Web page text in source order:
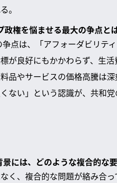
。
権を悩ませる最大の争点と
点は、「アフォーダビリテ
が良好にもかかわらず、生
品やサービスの価格高騰は
ない」という認識が、共和
には、どのような複合的な
く、複合的な問題が絡み合